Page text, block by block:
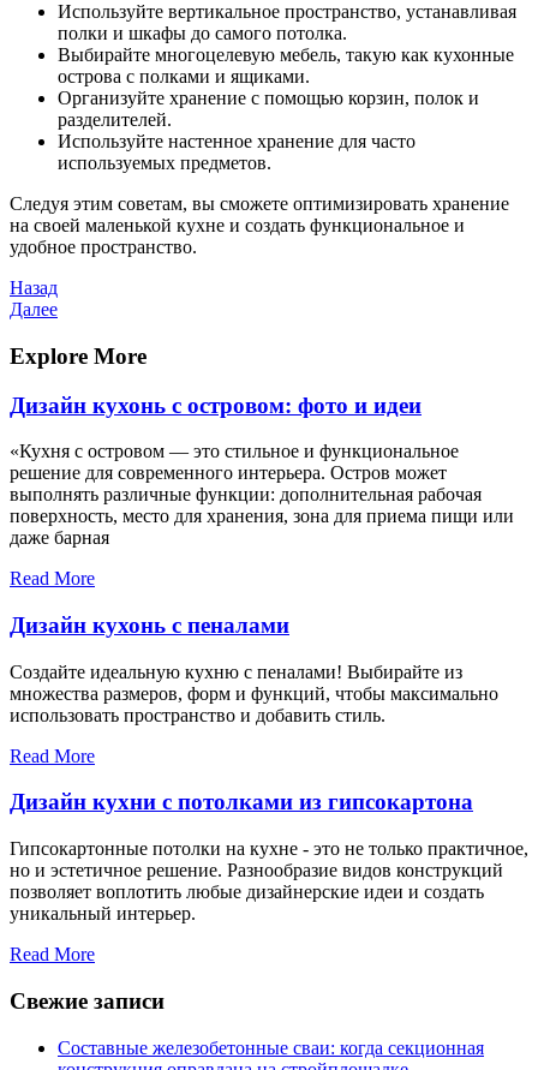
Используйте вертикальное пространство, устанавливая
полки и шкафы до самого потолка.
Выбирайте многоцелевую мебель, такую как кухонные
острова с полками и ящиками.
Организуйте хранение с помощью корзин, полок и
разделителей.
Используйте настенное хранение для часто
используемых предметов.
Следуя этим советам, вы сможете оптимизировать хранение
на своей маленькой кухне и создать функциональное и
удобное пространство.
Навигация
по
записям
Предыдущая
запись
Назад
Следующая
Далее
Explore More
Дизайн кухонь с островом: фото и идеи
«Кухня с островом — это стильное и функциональное
решение для современного интерьера. Остров может
выполнять различные функции: дополнительная рабочая
поверхность, место для хранения, зона для приема пищи или
даже барная
Read More
Дизайн кухонь с пеналами
Создайте идеальную кухню с пеналами! Выбирайте из
множества размеров, форм и функций, чтобы максимально
использовать пространство и добавить стиль.
Read More
Дизайн кухни с потолками из гипсокартона
Гипсокартонные потолки на кухне - это не только практичное,
но и эстетичное решение. Разнообразие видов конструкций
позволяет воплотить любые дизайнерские идеи и создать
уникальный интерьер.
Read More
Свежие записи
Составные железобетонные сваи: когда секционная